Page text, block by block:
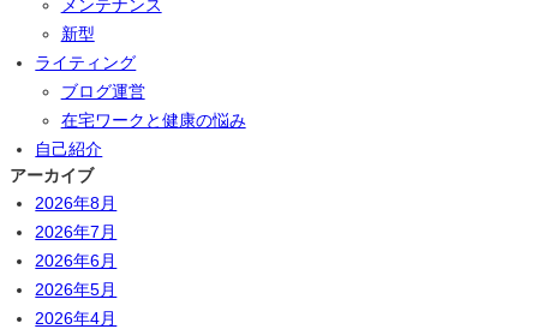
メンテナンス
新型
ライティング
ブログ運営
在宅ワークと健康の悩み
自己紹介
アーカイブ
2026年8月
2026年7月
2026年6月
2026年5月
2026年4月